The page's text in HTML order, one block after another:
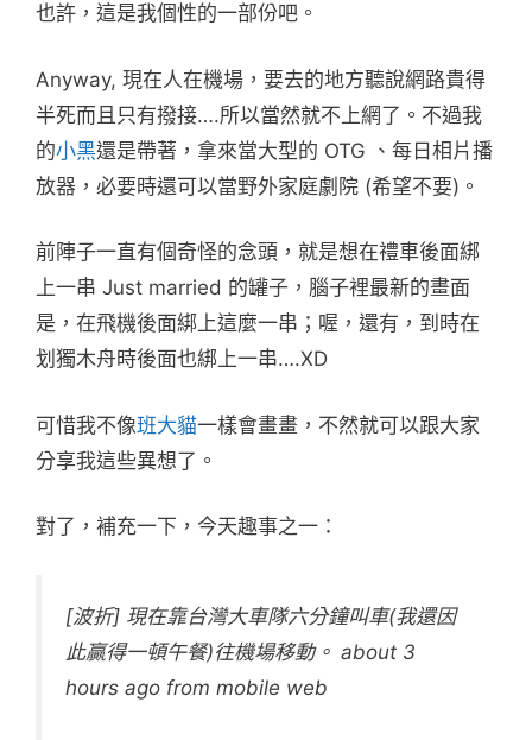
也許，這是我個性的一部份吧。
Anyway, 現在人在機場，要去的地方聽說網路貴得
半死而且只有撥接….所以當然就不上網了。不過我
的小黑還是帶著，拿來當大型的 OTG 、每日相片播
放器，必要時還可以當野外家庭劇院 (希望不要)。
前陣子一直有個奇怪的念頭，就是想在禮車後面綁
上一串 Just married 的罐子，腦子裡最新的畫面
是，在飛機後面綁上這麼一串；喔，還有，到時在
划獨木舟時後面也綁上一串….XD
可惜我不像班大貓一樣會畫畫，不然就可以跟大家
分享我這些異想了。
對了，補充一下，今天趣事之一：
[波折] 現在靠台灣大車隊六分鐘叫車(我還因
此贏得一頓午餐)往機場移動。 about 3
hours ago from mobile web